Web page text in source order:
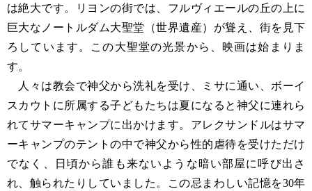
は絶大です。リヨンの街では、フルヴィエールの丘の上に
巨大なノートルダム大聖堂（世界遺産）が聳え、街を見下
ろしています。この大聖堂の光景から、映画は始まりま
す。
人々は教会で神父から洗礼を受け、ミサに通い、ボーイ
スカウトに所属する子どもたちは夏になると神父に連れら
れてサマーキャンプに出かけます。アレクサンドルはサマ
ーキャンプのテントの中で神父から性的虐待を受けただけ
でなく、日頃から誰も来ないような暗い部屋に呼び出さ
れ、触られたりしていました。この忌まわしい記憶を30年